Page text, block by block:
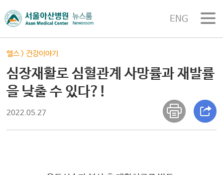
ENG
헬스 > 건강이야기
심장재활로 심혈관계 사망률과 재발률
을 낮출 수 있다?!
2022.05.27